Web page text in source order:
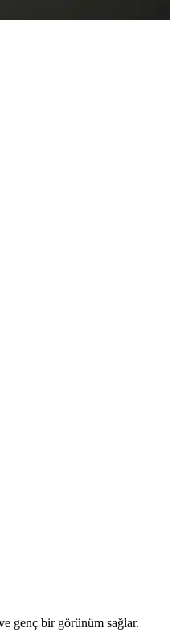
genç bir görünüm sağlar.